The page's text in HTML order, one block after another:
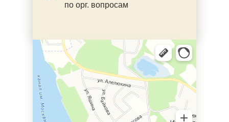
по орг. вопросам